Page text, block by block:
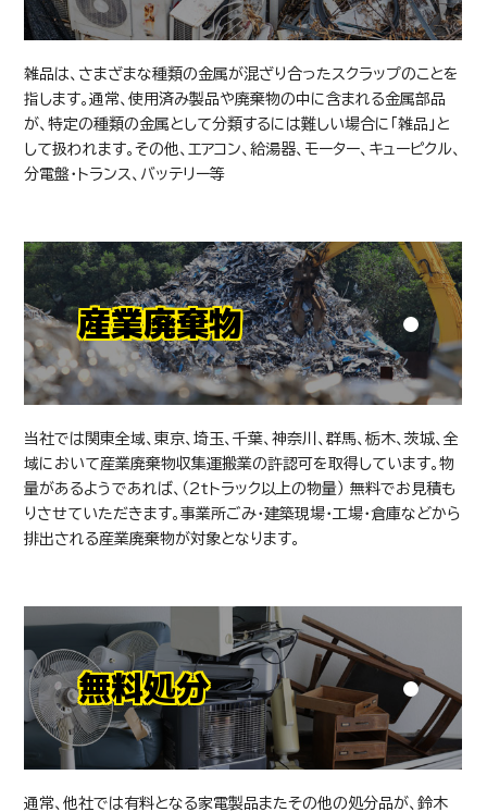
雑品は、さまざまな種類の金属が混ざり合ったスクラップのことを
指します。通常、使用済み製品や廃棄物の中に含まれる金属部品
が、特定の種類の金属として分類するには難しい場合に「雑品」と
して扱われます。その他、エアコン、給湯器、モーター、キューピクル、
分電盤・トランス、バッテリー等
産業廃棄物
当社では関東全域、東京、埼玉、千葉、神奈川、群馬、栃木、茨城、全
域において産業廃棄物収集運搬業の許認可を取得しています。物
量があるようであれば、（2ｔトラック以上の物量） 無料でお見積も
りさせていただきます。事業所ごみ・建築現場・工場・倉庫などから
排出される産業廃棄物が対象となります。
無料処分
通常、他社では有料となる家電製品またその他の処分品が、鈴木